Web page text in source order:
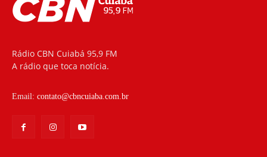
Rádio CBN Cuiabá 95,9 FM
A rádio que toca notícia.
Email: contato@cbncuiaba.com.br